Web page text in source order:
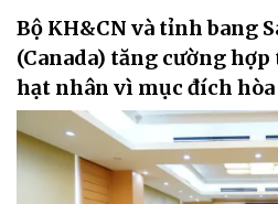
Bộ KH&CN và tỉnh bang
(Canada) tăng cường
hạt nhân vì mục đích